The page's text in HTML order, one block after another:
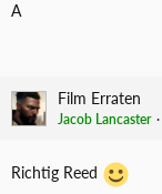
A
Film Erraten
Jacob Lancaster
Richtig Reed